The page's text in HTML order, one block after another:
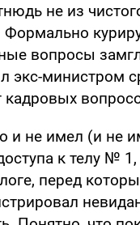
не из
Формально
вопросы
экс-министром
кадровых
и не имел (и не
к телу №
перед